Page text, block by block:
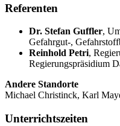
Referenten
Dr. Stefan Guffler,
Gefahrgut-,
Reinhold Petri,
Regierungspräsidium
Andere Standorte
Michael Christinck, Karl
Unterrichtszeiten